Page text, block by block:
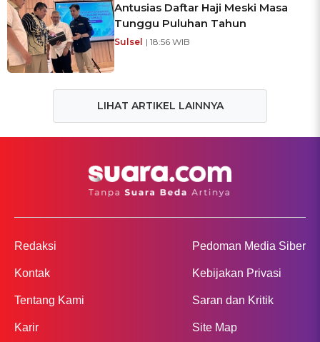
Antusias Daftar Haji Meski Masa
Tunggu Puluhan Tahun
Sulsel | 18:56 WIB
LIHAT ARTIKEL LAINNYA
Redaksi
Kontak
Tentang Kami
Karir
Pedoman Media Siber
Kebijakan Privasi
Saran dan Kritik
Site Map